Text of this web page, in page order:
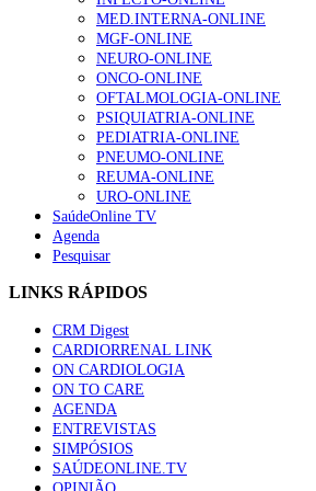
169 visualizações
Alguns milhares de utentes
família com nova regras do
132 visualizações
“Os programas de rastreio do
custo-efetivos e representam
sustentável para os sistemas de
Quase quatro em cada dez
apresentavam níveis elevados
87 visualizações
Trodelvy aprovado para
mama triplo negativo
MED.INTERNA-ONLINE
MGF-ONLINE
NEURO-ONLINE
ONCO-ONLINE
OFTALMOLOGIA-ONLINE
PSIQUIATRIA-ONLINE
PEDIATRIA-ONLINE
PNEUMO-ONLINE
REUMA-ONLINE
URO-ONLINE
SaúdeOnline TV
Agenda
Pesquisar
LINKS RÁPIDOS
CRM Digest
CARDIORRENAL LINK
ON CARDIOLOGIA
ON TO CARE
AGENDA
ENTREVISTAS
SIMPÓSIOS
SAÚDEONLINE.TV